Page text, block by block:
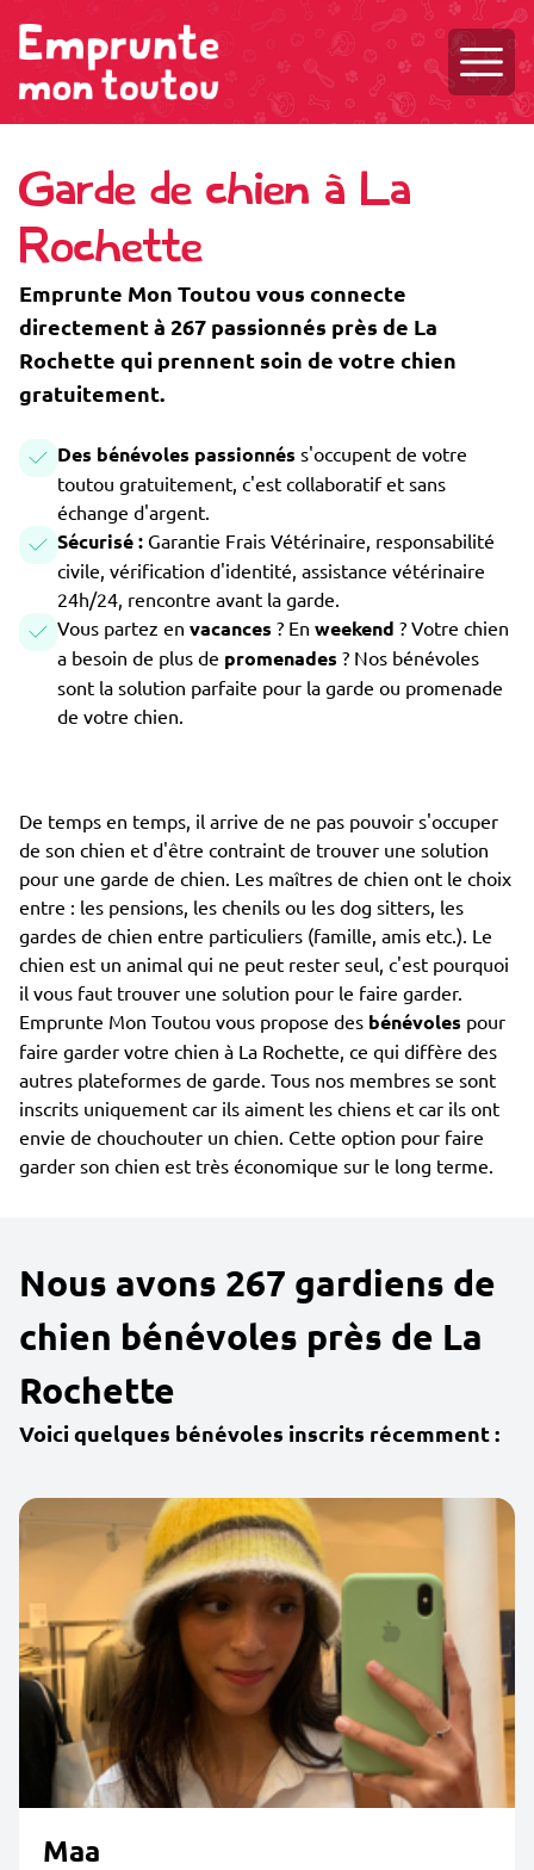
Garde de chien à La
Rochette
Emprunte Mon Toutou vous connecte
directement à 267 passionnés près de La
Rochette qui prennent soin de votre chien
gratuitement.
Des bénévoles passionnés s'occupent de votre
toutou gratuitement, c'est collaboratif et sans
échange d'argent.
Sécurisé : Garantie Frais Vétérinaire, responsabilité
civile, vérification d'identité, assistance vétérinaire
24h/24, rencontre avant la garde.
Vous partez en vacances ? En weekend ? Votre chien
a besoin de plus de promenades ? Nos bénévoles
sont la solution parfaite pour la garde ou promenade
de votre chien.
De temps en temps, il arrive de ne pas pouvoir s'occuper
de son chien et d'être contraint de trouver une solution
pour une garde de chien. Les maîtres de chien ont le choix
entre : les pensions, les chenils ou les dog sitters, les
gardes de chien entre particuliers (famille, amis etc.). Le
chien est un animal qui ne peut rester seul, c'est pourquoi
il vous faut trouver une solution pour le faire garder.
Emprunte Mon Toutou vous propose des bénévoles pour
faire garder votre chien à La Rochette, ce qui diffère des
autres plateformes de garde. Tous nos membres se sont
inscrits uniquement car ils aiment les chiens et car ils ont
envie de chouchouter un chien. Cette option pour faire
garder son chien est très économique sur le long terme.
Nous avons 267 gardiens de
chien bénévoles près de La
Rochette
Voici quelques bénévoles inscrits récemment :
Maa